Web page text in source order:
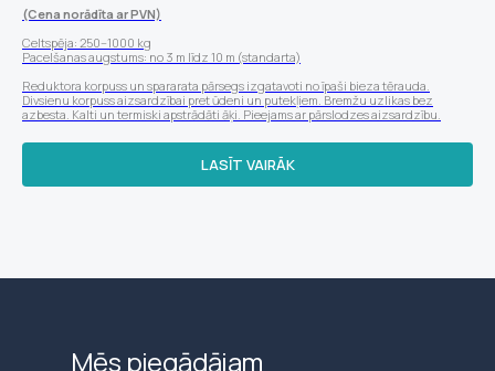
(Cena norādīta ar PVN)
Celtspēja: 250–1000 kg
Pacelšanas augstums: no 3 m līdz 10 m (standarta)
Reduktora korpuss un spararata pārsegs izgatavoti no īpaši bieza tērauda.
Divsienu korpuss aizsardzībai pret ūdeni un putekļiem. Bremžu uzlikas bez
azbesta. Kalti un termiski apstrādāti āķi. Pieejams ar pārslodzes aizsardzību.
LASĪT VAIRĀK
Mēs piegādājam